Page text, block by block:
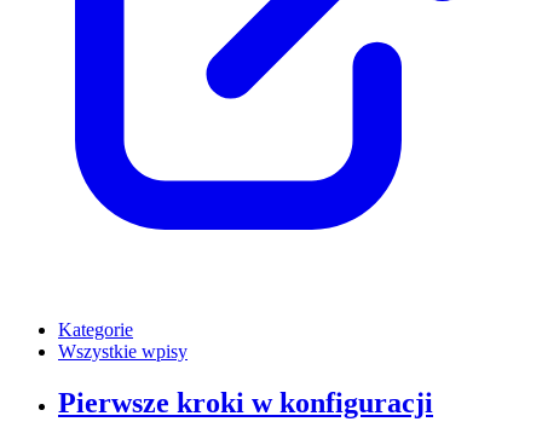
Kategorie
Wszystkie wpisy
Pierwsze kroki w konfiguracji